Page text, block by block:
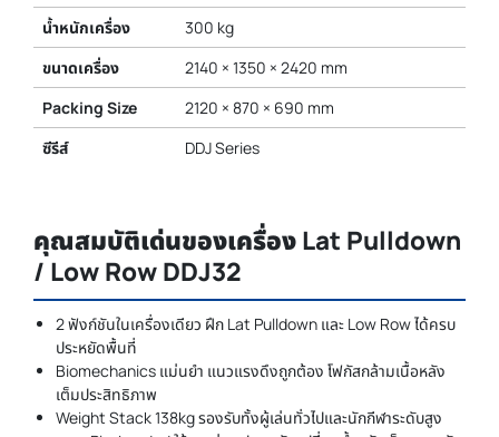
น้ำหนักเครื่อง
300 kg
ขนาดเครื่อง
2140 × 1350 × 2420 mm
Packing Size
2120 × 870 × 690 mm
ซีรีส์
DDJ Series
คุณสมบัติเด่นของเครื่อง Lat Pulldown
/ Low Row DDJ32
2 ฟังก์ชันในเครื่องเดียว ฝึก Lat Pulldown และ Low Row ได้ครบ
ประหยัดพื้นที่
Biomechanics แม่นยำ แนวแรงดึงถูกต้อง โฟกัสกล้ามเนื้อหลัง
เต็มประสิทธิภาพ
Weight Stack 138kg รองรับทั้งผู้เล่นทั่วไปและนักกีฬาระดับสูง